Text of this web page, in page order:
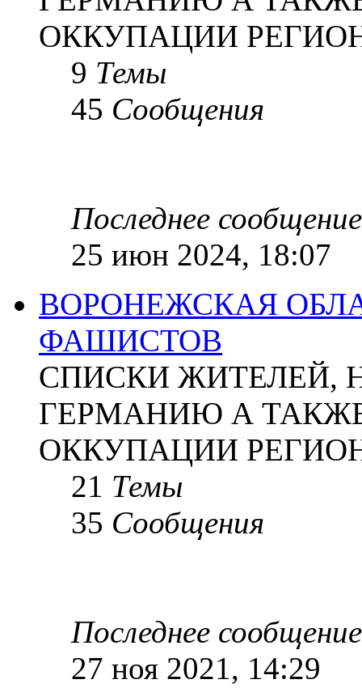
ОККУПАЦИИ
9 Темы
45 Сообщения
Последнее сообщение
25 июн 2024, 18:07
ВОРОНЕЖСКАЯ
ФАШИСТОВ
СПИСКИ ЖИТЕЛЕЙ,
ГЕРМАНИЮ А
ОККУПАЦИИ
21 Темы
35 Сообщения
Последнее сообщение
27 ноя 2021, 14:29